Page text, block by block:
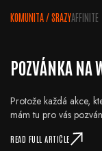
KOMUNITA /SRAZYAFFINITE
POZVÁNKA NA
Protože každá akce,
mám tu pro vás
READ FULL ARTICLE